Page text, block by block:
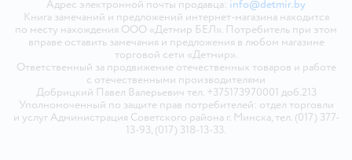
Адрес электронной почты продавца: info@detmir.by
Книга замечаний и предложений интернет-магазина находится
по месту нахождения ООО «Детмир БЕЛ». Потребитель при этом
вправе оставить замечания и предложения в любом магазине
торговой сети «Детмир».
Ответственный за продвижение отечественных товаров и работе
с отечественными производителями
Добрицкий Павел Валерьевич тел. +375173970001 доб.213
Уполномоченный по защите прав потребителей: отдел торговли
и услуг Администрация Советского района г. Минска, тел. (017) 377-
13-93, (017) 318-13-33.